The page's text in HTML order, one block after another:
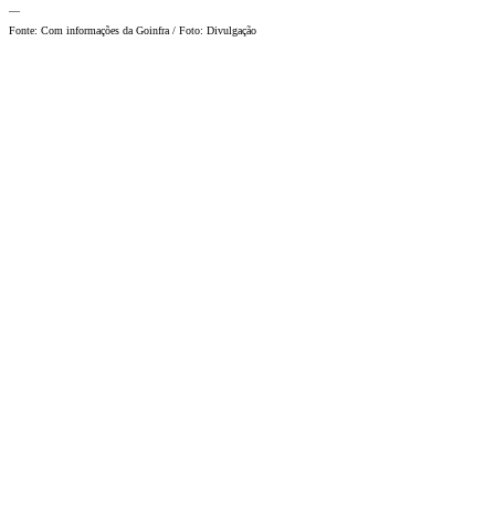
—
Fonte: Com informações da Goinfra / Foto: Divulgação